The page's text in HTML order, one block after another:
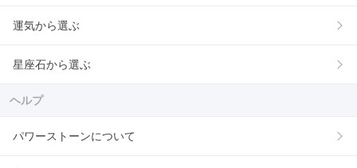
運気から選ぶ
星座石から選ぶ
ヘルプ
パワーストーンについて